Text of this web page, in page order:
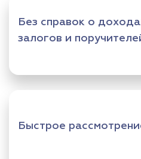
Без справок о
залогов и
Быстрое